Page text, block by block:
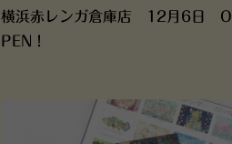
横浜赤レンガ倉庫店 12月6日 O
PEN！